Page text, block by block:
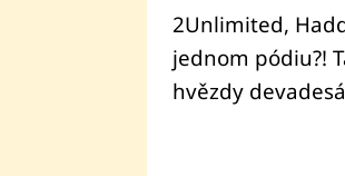
2Unlimited,
jednom pódiu?!
hvězdy